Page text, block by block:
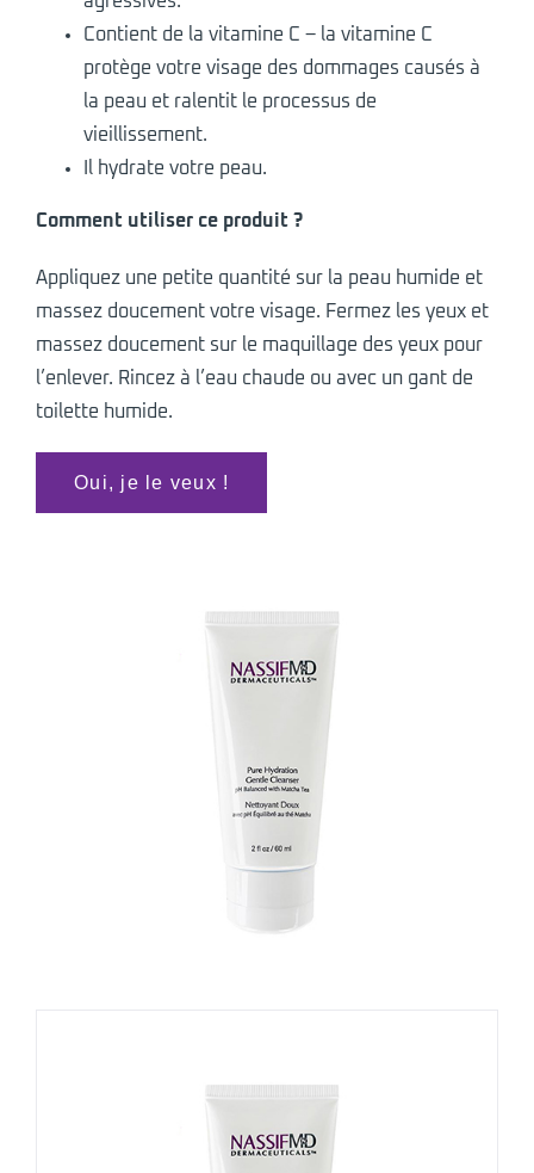
Contient de la vitamine C – la vitamine C
protège votre visage des dommages causés à
la peau et ralentit le processus de
vieillissement.
Il hydrate votre peau.
Comment utiliser ce produit ?
Appliquez une petite quantité sur la peau humide et
massez doucement votre visage. Fermez les yeux et
massez doucement sur le maquillage des yeux pour
l’enlever. Rincez à l’eau chaude ou avec un gant de
toilette humide.
Oui, je le veux !